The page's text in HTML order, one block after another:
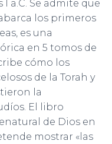
a.C. Se admite que
los primeros
es una
en 5 tomos de
cómo los
de la Torah y
la
El libro
de Dios en
mostrar «las